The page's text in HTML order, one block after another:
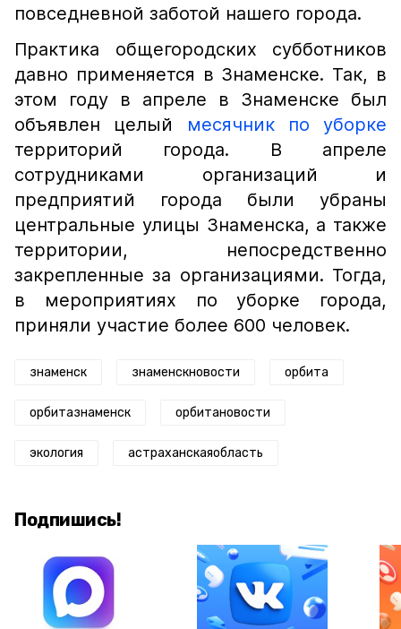
повседневной заботой нашего города.
Практика общегородских субботников
давно применяется в Знаменске. Так, в
этом году в апреле в Знаменске был
объявлен целый
месячник по уборке
территорий города. В апреле
сотрудниками организаций и
предприятий города были убраны
центральные улицы Знаменска, а также
территории, непосредственно
закрепленные за организациями. Тогда,
в мероприятиях по уборке города,
приняли участие более 600 человек.
знаменск знаменскновости орбита
орбитазнаменск орбитановости
экология астраханскаяобласть
Подпишись!